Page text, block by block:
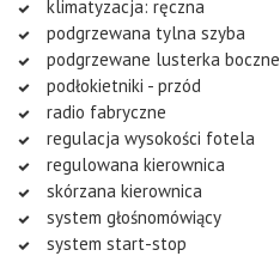
klimatyzacja: ręczna
podgrzewana tylna szyba
podgrzewane lusterka boczne
podłokietniki - przód
radio fabryczne
regulacja wysokości fotela
regulowana kierownica
skórzana kierownica
system głośnomówiący
system start-stop